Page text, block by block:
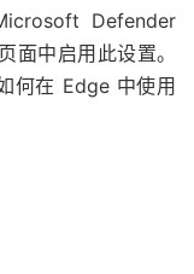
Defender
面中启用此设置。
何在 Edge 中使用